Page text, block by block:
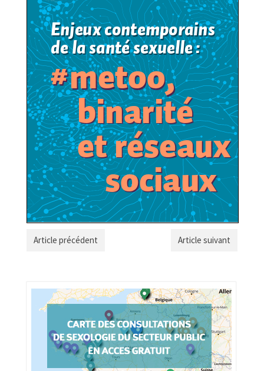
Article précédent Article suivant